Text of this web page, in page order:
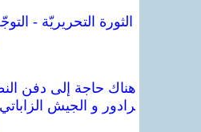
الثورة التحريريّة -
هناك حاجة إلى دفن
رادور و الجيش